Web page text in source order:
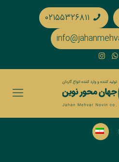
۰۲۱۵۵۳۲۶۸۱۱